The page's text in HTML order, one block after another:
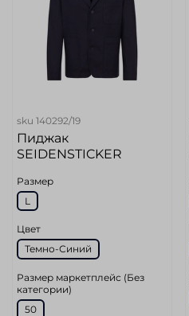
sku 140292/19
Пиджак
SEIDENSTICKER
Размер
L
Цвет
Темно-Синий
Размер маркетплейс (Без
категории)
50